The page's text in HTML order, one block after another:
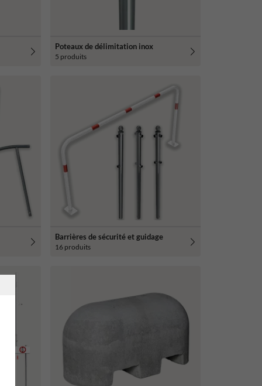
Poteaux de délimitation inox
5 produits
Barrières de sécurité et guidage
16 produits